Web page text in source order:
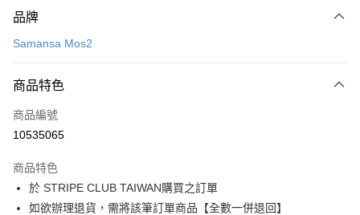
信用卡一次付款
3 期 0 利率 每期
合作金庫商業銀行
上海商業儲蓄銀行
臺灣中小企業銀行
匯豐（台灣）商業銀行
華泰商業銀行
聯邦商業銀行
遠東國際商業銀行
超商取貨付款
LINE Pay
Apple Pay
街口支付
品牌
Samansa Mos2
商品特色
商品編號
10535065
商品特色
於 STRIPE CLUB TAIWAN購買之訂單
如欲辦理退貨，需將該筆訂單商品【全數一併退回】